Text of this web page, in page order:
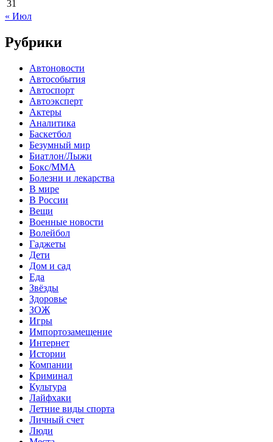
31
« Июл
Рубрики
Автоновости
Автособытия
Автоспорт
Автоэксперт
Актеры
Аналитика
Баскетбол
Безумный мир
Биатлон/Лыжи
Бокс/MMA
Болезни и лекарства
В мире
В России
Вещи
Военные новости
Волейбол
Гаджеты
Дети
Дом и сад
Еда
Звёзды
Здоровье
ЗОЖ
Игры
Импортозамещение
Интернет
Истории
Компании
Криминал
Культура
Лайфхаки
Летние виды спорта
Личный счет
Люди